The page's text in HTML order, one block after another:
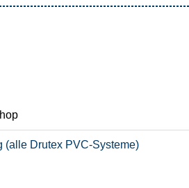
(alle Drutex PVC-Systeme)